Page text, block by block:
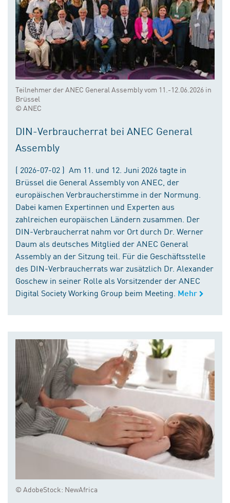
Teilnehmer der ANEC General Assembly vom 11.-12.06.2026 in
Brüssel
© ANEC
DIN-Verbraucherrat bei ANEC General
Assembly
( 2026-07-02 ) Am 11. und 12. Juni 2026 tagte in
Brüssel die General Assembly von ANEC, der
europäischen Verbraucherstimme in der Normung.
Dabei kamen Expertinnen und Experten aus
zahlreichen europäischen Ländern zusammen. Der
DIN-Verbraucherrat nahm vor Ort durch Dr. Werner
Daum als deutsches Mitglied der ANEC General
Assembly an der Sitzung teil. Für die Geschäftsstelle
des DIN-Verbraucherrats war zusätzlich Dr. Alexander
Goschew in seiner Rolle als Vorsitzender der ANEC
Digital Society Working Group beim Meeting. Mehr
© AdobeStock: NewAfrica